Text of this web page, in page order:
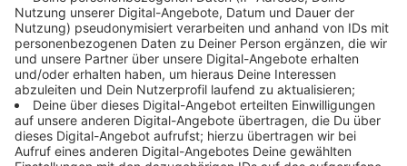
und merken, worauf es wirklich im Leben ankommt.
Streaming-Dienst: Sky / WOW
Anzeige